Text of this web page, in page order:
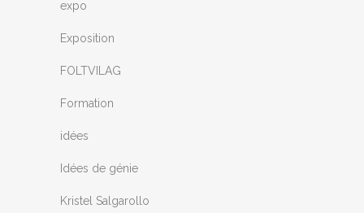
expo
Exposition
FOLTVILAG
Formation
idées
Idées de génie
Kristel Salgarollo